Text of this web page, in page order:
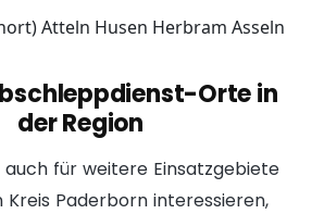
Atteln Husen Herbram Asseln
Orte in
der Region
auch für weitere Einsatzgebiete
Kreis Paderborn interessieren,